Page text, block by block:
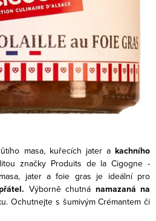
masa, kuřecích jater akachního
značky Produits de la Cigogne -
jater a foie gras je ideální pro
Výborně chutná namazaná na
Ochutnejte s šumivým Crémantem či